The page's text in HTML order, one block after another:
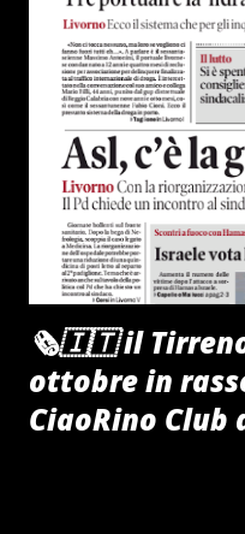
🗞️🇮🇹 il
ottobre in
CiaoRino Club